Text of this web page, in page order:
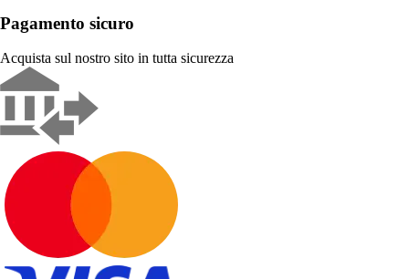
Pagamento sicuro
Acquista sul nostro sito in tutta sicurezza